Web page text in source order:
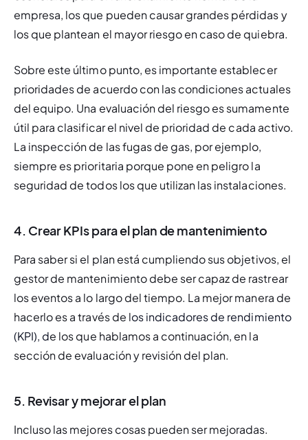
empresa, los que pueden causar grandes pérdidas y
los que plantean el mayor riesgo en caso de quiebra.
Sobre este último punto, es importante establecer
prioridades de acuerdo con las condiciones actuales
del equipo. Una evaluación del riesgo es sumamente
útil para clasificar el nivel de prioridad de cada activo.
La inspección de las fugas de gas, por ejemplo,
siempre es prioritaria porque pone en peligro la
seguridad de todos los que utilizan las instalaciones.
4. Crear KPIs para el plan de mantenimiento
Para saber si el plan está cumpliendo sus objetivos, el
gestor de mantenimiento debe ser capaz de rastrear
los eventos a lo largo del tiempo. La mejor manera de
hacerlo es a través de los indicadores de rendimiento
(KPI), de los que hablamos a continuación, en la
sección de evaluación y revisión del plan.
5. Revisar y mejorar el plan
Incluso las mejores cosas pueden ser mejoradas.